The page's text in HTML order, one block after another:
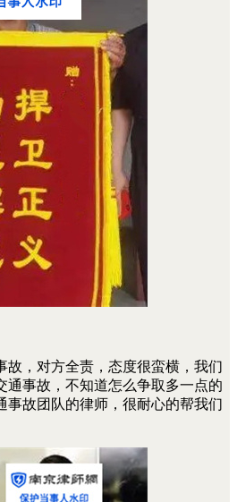
故，对方全责，态度很蛮横，我们
通事故，不知道怎么争取多一点的
事故团队的律师，很耐心的帮我们